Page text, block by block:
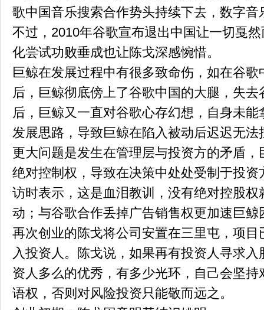
歌中国音乐搜索合作势头持续下去，数字
不过，2010年谷歌宣布退出中国让一切戛
化尝试功败垂成也让陈戈深感惋惜。
巨鲸在发展过程中有很多致命伤，如在谷
后，巨鲸彻底傍上了谷歌中国的大腿，失
后，巨鲸又一直对谷歌心存幻想，自身未
发展思路，导致巨鲸在陷入被动后迟迟无法
更大问题是发生在管理层与投资方的矛盾
绝对控制权，导致在决策中处处受制于投
访时表示，这是血泪教训，没有绝对控股
动；与谷歌合作丢掉广告销售权更加速巨鲸
再次创业的陈戈将公司安置在三里屯，项
入投资人。陈戈说，如果再有投资人寻求
资人多么的优秀，有多少光环，自己会坚
语权，否则对风险投资只能敬而远之。